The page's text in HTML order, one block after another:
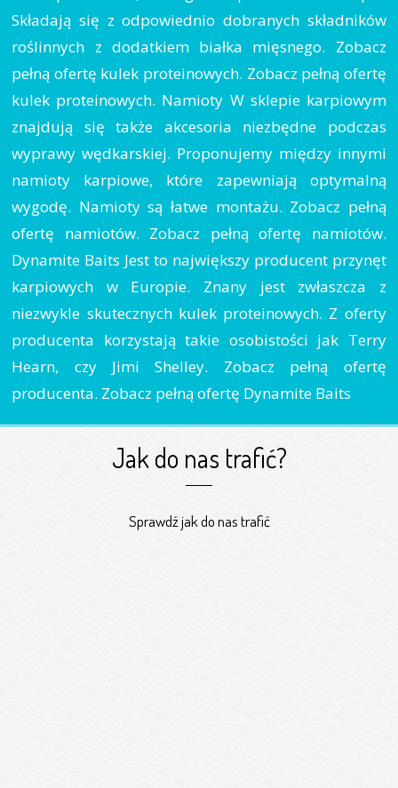
Składają się z odpowiednio dobranych składników
roślinnych z dodatkiem białka mięsnego. Zobacz
pełną ofertę kulek proteinowych. Zobacz pełną ofertę
kulek proteinowych. Namioty W sklepie karpiowym
znajdują się także akcesoria niezbędne podczas
wyprawy wędkarskiej. Proponujemy między innymi
namioty karpiowe, które zapewniają optymalną
wygodę. Namioty są łatwe montażu. Zobacz pełną
ofertę namiotów. Zobacz pełną ofertę namiotów.
Dynamite Baits Jest to największy producent przynęt
karpiowych w Europie. Znany jest zwłaszcza z
niezwykle skutecznych kulek proteinowych. Z oferty
producenta korzystają takie osobistości jak Terry
Hearn, czy Jimi Shelley. Zobacz pełną ofertę
producenta. Zobacz pełną ofertę Dynamite Baits
Jak do nas trafić?
Sprawdź jak do nas trafić